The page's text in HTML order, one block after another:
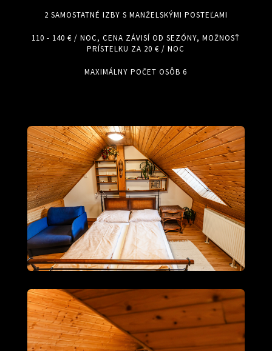
2 SAMOSTATNÉ IZBY S MANŽELSKÝMI POSTEĽAMI
110 - 140 € / NOC, CENA ZÁVISÍ OD SEZÓNY, MOŽNOSŤ
PRÍSTELKU ZA 20 € / NOC
MAXIMÁLNY POČET OSÔB 6